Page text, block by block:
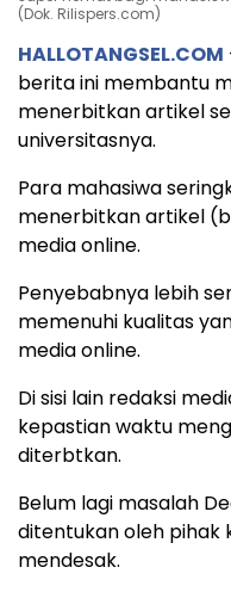
(Dok. Rilispers.com)
HALLOTANGSEL.COM
berita ini membantu
menerbitkan artikel
universitasnya.
Para mahasiwa
menerbitkan artikel
media online.
Penyebabnya lebih
memenuhi kualitas
media online.
Di sisi lain redaksi
kepastian waktu
diterbtkan.
Belum lagi masalah
ditentukan oleh pihak
mendesak.